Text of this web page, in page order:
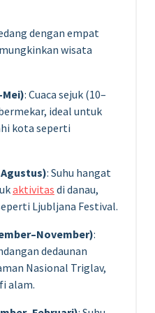
dengan empat
wisata
: Cuaca sejuk (10–
ideal untuk
kota seperti
: Suhu hangat
aktivitas di danau,
Ljubljana Festival.
:
dedaunan
Nasional Triglav,
alam.